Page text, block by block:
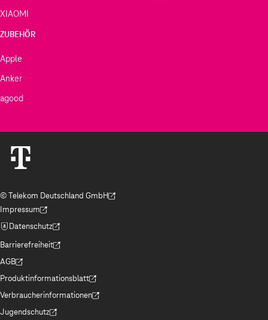
XIAOMI
ZUBEHÖR
Apple
Anker
agood
© Telekom Deutschland GmbH
(Der Link wird in einem neuen Tab geöffnet)
Impressum
(Der Link wird in einem neuen Tab geöffnet)
Datenschutz
(Der Link wird in einem neuen Tab geöffnet)
Barrierefreiheit
(Der Link wird in einem neuen Tab geöffnet)
AGB
(Der Link wird in einem neuen Tab geöffnet)
Produktinformationsblatt
(Der Link wird in einem neuen Tab geöffnet)
Verbraucherinformationen
(Der Link wird in einem neuen Tab geöffnet)
Jugendschutz
(Der Link wird in einem neuen Tab geöffnet)